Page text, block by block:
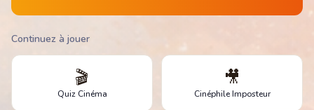
Continuez à jouer
🎬
Quiz Cinéma
🎥
Cinéphile Imposteur